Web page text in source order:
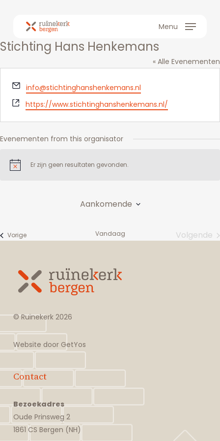
content
Menu
Stichting Hans Henkemans
« Alle Evenementen
E-
mail
info@stichtinghanshenkemans.nl
Website
https://www.stichtinghanshenkemans.nl/
Evenementen from this organisator
Bericht Er zijn geen resultaten gevonden.
Aankomende
Selecteer
datum.
VorigeEvenementen Vandaag
Volgende
© Ruïnekerk 2026
Website doorGetYos
Contact
Bezoekadres
Oude Prinsweg 2
1861 CS Bergen (NH)